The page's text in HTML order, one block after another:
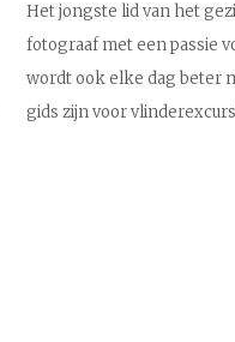
Het jongste lid van het
fotograaf met een passie
wordt ook elke dag beter
gids zijn voor